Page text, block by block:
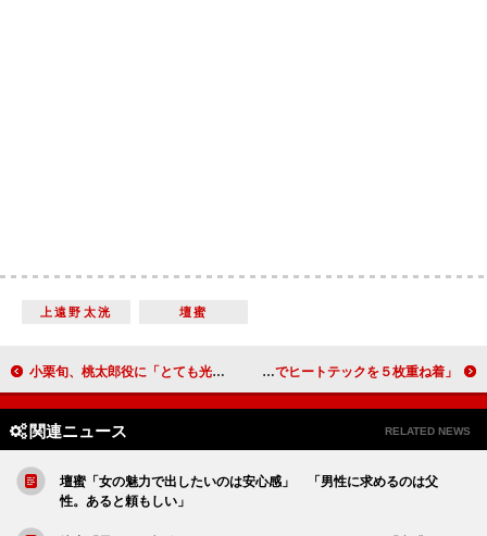
上遠野太洸 壇蜜
小栗旬、桃太郎役に「とても光栄です」 「毎日がチャレンジだった」 安藤美姫、驚きの練習ファッションを明かす 「寒がりなのでヒートテックを５枚重ね着」
関連ニュース RELATED NEWS
壇蜜「女の魅力で出したいのは安心感」 「男性に求めるのは父
性。あると頼もしい」